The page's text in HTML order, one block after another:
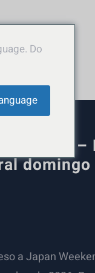
Madrid
a Japan
Do